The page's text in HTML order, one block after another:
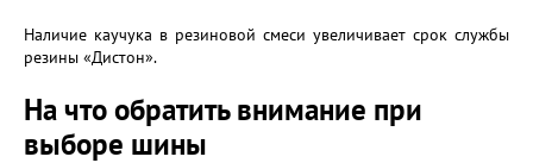
Наличие каучука в резиновой смеси увеличивает срок службы
резины «Дистон».
На что обратить внимание при
выборе шины